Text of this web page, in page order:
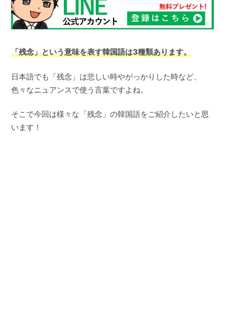
「残念」という意味を表す韓国語は3種類あります。
日本語でも「残念」は悲しい時やがっかりした時など、
色々なニュアンスで使う言葉ですよね。
そこで今回は様々な「残念」の韓国語をご紹介したいと思
います！